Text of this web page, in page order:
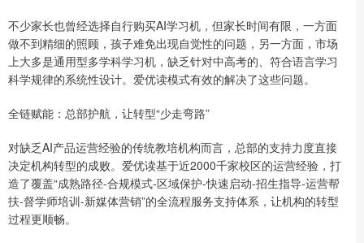
不少家长也曾经选择自行购买AI学习机，但家长时间有限，一方面
做不到精细的照顾，孩子难免出现自觉性的问题，另一方面，市场
上大多是通用型多学科学习机，缺乏针对中高考的、符合语言学习
科学规律的系统性设计。爱优读模式有效的解决了这些问题。
全链赋能：总部护航，让转型“少走弯路”
对缺乏AI产品运营经验的传统教培机构而言，总部的支持力度直接
决定机构转型的成败。爱优读基于近2000千家校区的运营经验，打
造了覆盖“成熟路径-合规模式-区域保护-快速启动-招生指导-运营帮
扶-督学师培训-新媒体营销”的全流程服务支持体系，让机构的转型
过程更顺畅。